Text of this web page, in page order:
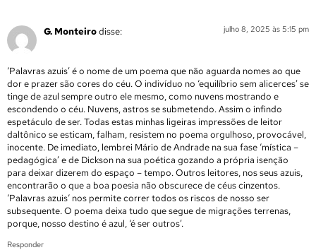
G. Monteirodisse: julho 8, 2025 às 5:15 pm
‘Palavras azuis’ é o nome de um poema que não aguarda nomes ao que
dor e prazer são cores do céu. O indivíduo no ‘equilíbrio sem alicerces’ se
tinge de azul sempre outro ele mesmo, como nuvens mostrando e
escondendo o céu. Nuvens, astros se submetendo. Assim o infindo
espetáculo de ser. Todas estas minhas ligeiras impressões de leitor
daltônico se esticam, falham, resistem no poema orgulhoso, provocável,
inocente. De imediato, lembrei Mário de Andrade na sua fase ‘mística –
pedagógica’ e de Dickson na sua poética gozando a própria isenção
para deixar dizerem do espaço – tempo. Outros leitores, nos seus azuis,
encontrarão o que a boa poesia não obscurece de céus cinzentos.
‘Palavras azuis‘ nos permite correr todos os riscos de nosso ser
subsequente. O poema deixa tudo que segue de migrações terrenas,
porque, nosso destino é azul, ‘é ser outros’.
Responder